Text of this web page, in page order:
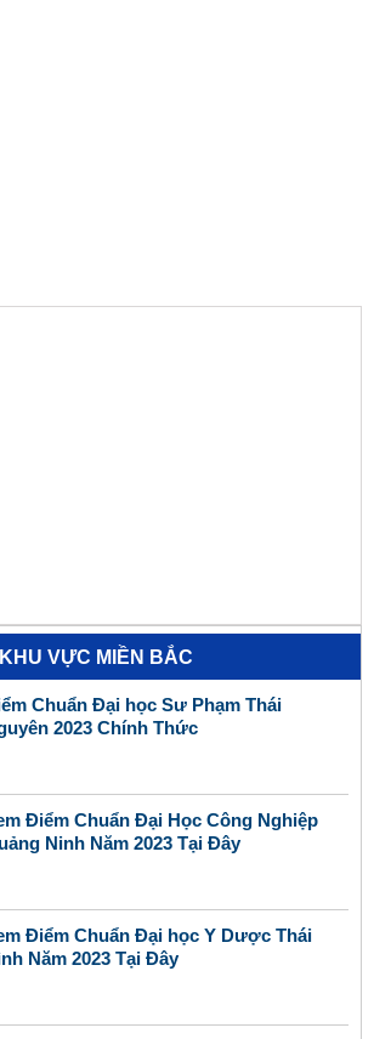
VỰC MIỀN BẮC
Chuẩn Đại học Sư Phạm Thái
2023 Chính Thức
Điểm Chuẩn Đại Học Công Nghiệp
Ninh Năm 2023 Tại Đây
Điểm Chuẩn Đại học Y Dược Thái
Năm 2023 Tại Đây